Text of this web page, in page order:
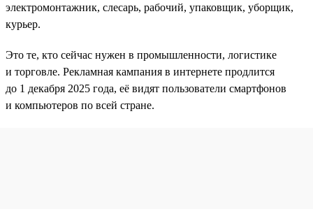
электромонтажник, слесарь, рабочий, упаковщик, уборщик,
курьер.
Это те, кто сейчас нужен в промышленности, логистике
и торговле. Рекламная кампания в интернете продлится
до 1 декабря 2025 года, её видят пользователи смартфонов
и компьютеров по всей стране.